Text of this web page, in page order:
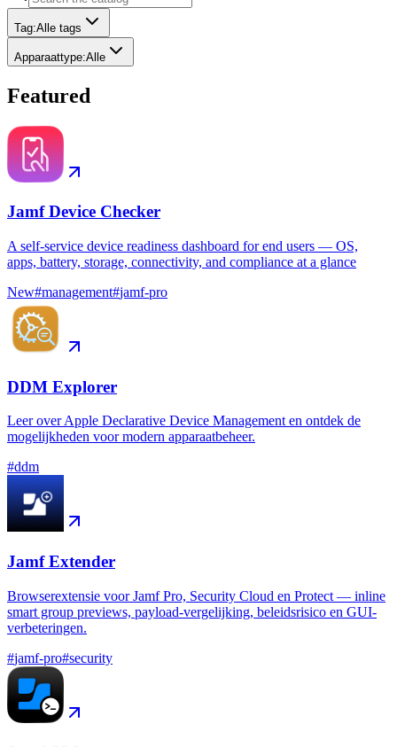
Tag:Alle tags
Apparaattype:Alle
Featured
Jamf Device Checker
A self-service device readiness dashboard for end users — OS,
apps, battery, storage, connectivity, and compliance at a glance
New#management#jamf-pro
DDM Explorer
Leer over Apple Declarative Device Management en ontdek de
mogelijkheden voor modern apparaatbeheer.
#ddm
Jamf Extender
Browserextensie voor Jamf Pro, Security Cloud en Protect — inline
smart group previews, payload-vergelijking, beleidsrisico en GUI-
verbeteringen.
#jamf-pro#security